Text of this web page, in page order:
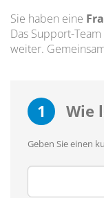
Sie haben eine
Das Support-
weiter.
1 Wie
Geben Sie einen